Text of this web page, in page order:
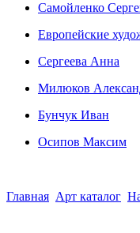
Сaмoйленко
Европейские
Сергеева Анна
Милюков
Бунчук Иван
Осипoв Максим
Главная Арт каталог